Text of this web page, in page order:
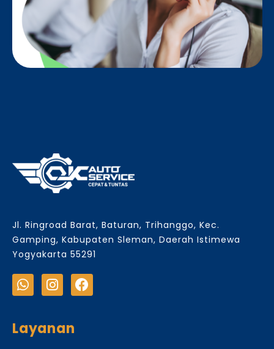
Jl. Ringroad Barat, Baturan, Trihanggo, Kec.
Gamping, Kabupaten Sleman, Daerah Istimewa
Yogyakarta 55291
Layanan